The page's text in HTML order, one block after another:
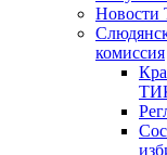
комиссия